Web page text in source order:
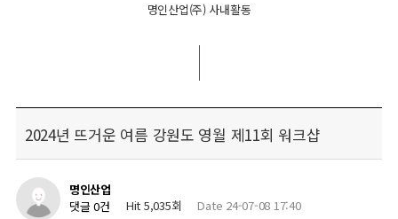
명인산업(주) 사내활동
2024년 뜨거운 여름 강원도 영월 제11회 워크샵
명인산업
댓글 0건
Hit 5,035회 Date 24-07-08 17:40